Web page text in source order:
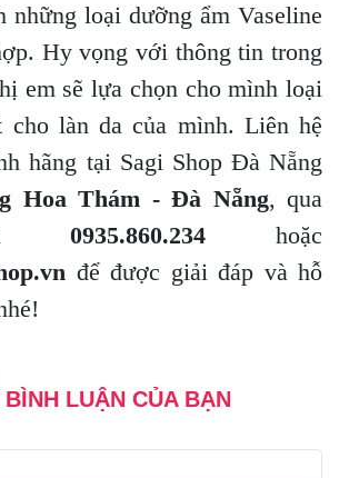
những loại dưỡng ẩm Vaseline
Hy vọng với thông tin trong
em sẽ lựa chọn cho mình loại
cho làn da của mình. Liên hệ
hãng tại Sagi Shop Đà Nẵng
Hoa Thám - Đà Nẵng, qua
0935.860.234 hoặc
để được giải đáp và hỗ
BÌNH LUẬN CỦA BẠN